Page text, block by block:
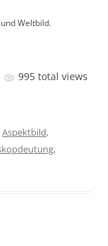
Weltbild.
995 total views
Aspektbild,
,